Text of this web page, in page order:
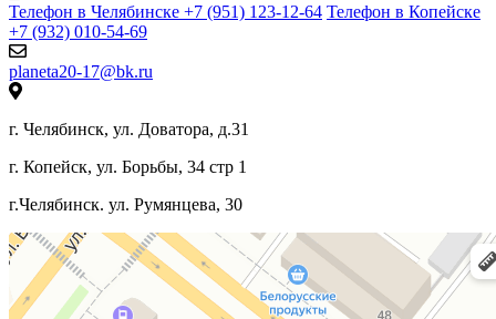
Телефон в Челябинске +7 (951) 123-12-64 Телефон в Копейске
+7 (932) 010-54-69
planeta20-17@bk.ru
г. Челябинск, ул. Доватора, д.31
г. Копейск, ул. Борьбы, 34 стр 1
г.Челябинск. ул. Румянцева, 30